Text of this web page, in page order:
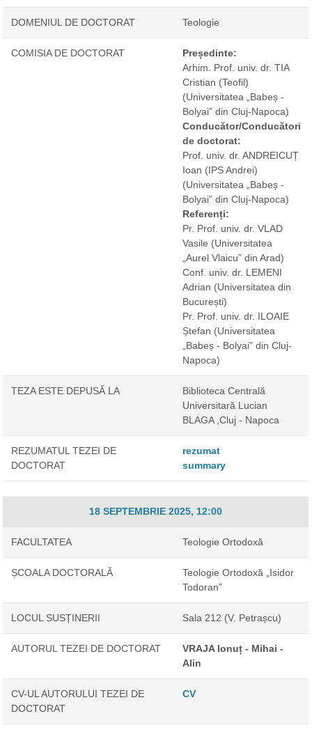
DOMENIUL DE DOCTORAT Teologie
COMISIA DE DOCTORAT
Președinte:
Arhim. Prof. univ. dr. TIA
Cristian (Teofil)
(Universitatea „Babeș -
Bolyai” din Cluj-Napoca)
Conducător/Conducători
de doctorat:
Prof. univ. dr. ANDREICUȚ
Ioan (IPS Andrei)
(Universitatea „Babeș -
Bolyai” din Cluj-Napoca)
Referenți:
Pr. Prof. univ. dr. VLAD
Vasile (Universitatea
„Aurel Vlaicu” din Arad)
Conf. univ. dr. LEMENI
Adrian (Universitatea din
București)
Pr. Prof. univ. dr. ILOAIE
Ștefan (Universitatea
„Babeș - Bolyai” din Cluj-
Napoca)
TEZA ESTE DEPUSĂ LA
Biblioteca Centrală
Universitară Lucian
BLAGA ,Cluj - Napoca
REZUMATUL TEZEI DE
DOCTORAT
rezumat
summary
18 SEPTEMBRIE 2025, 12:00
FACULTATEA Teologie Ortodoxă
ȘCOALA DOCTORALĂ
Teologie Ortodoxă „Isidor
Todoran”
LOCUL SUSȚINERII Sala 212 (V. Petrașcu)
AUTORUL TEZEI DE DOCTORAT
VRAJA Ionuț - Mihai -
Alin
CV-UL AUTORULUI TEZEI DE
DOCTORAT
CV